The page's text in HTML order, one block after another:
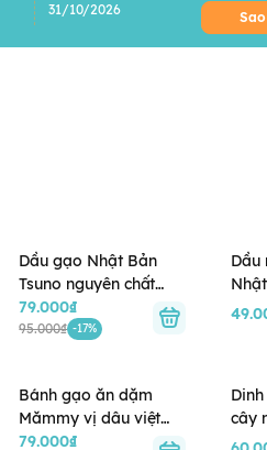
31/10/2026
Dầu gạo Nhật Bản
Tsuno nguyên chất
180g (6M+)
79.000₫
95.000₫ -17%
Dầu
Bánh gạo ăn dặm
Mămmy vị dâu việt
quất 50g (7M+)
79.000₫
cây